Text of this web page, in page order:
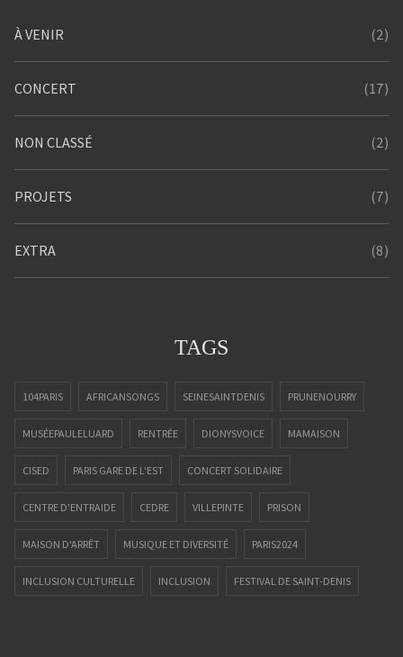
À VENIR (2)
CONCERT (17)
NON CLASSÉ (2)
PROJETS (7)
EXTRA (8)
TAGS
104PARIS AFRICANSONGS SEINESAINTDENIS PRUNENOURRY
MUSÉEPAULELUARD RENTRÉE DIONYSVOICE MAMAISON
CISED PARIS GARE DE L'EST CONCERT SOLIDAIRE
CENTRE D'ENTRAIDE CEDRE VILLEPINTE PRISON
MAISON D'ARRÊT MUSIQUE ET DIVERSITÉ PARIS2024
INCLUSION CULTURELLE INCLUSION FESTIVAL DE SAINT-DENIS